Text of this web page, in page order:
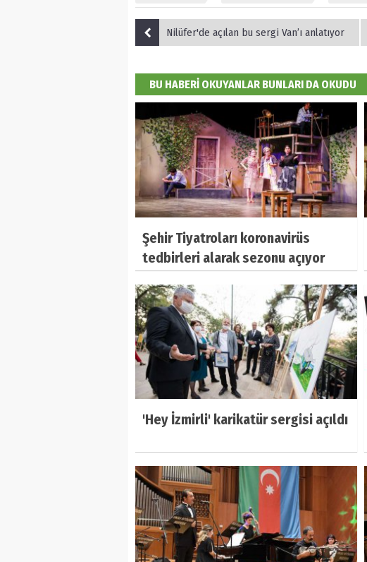
Nilüfer'de açılan bu sergi Van’ı anlatıyor
BU HABERİ OKUYANLAR BUNLARI DA OKUDU
Şehir Tiyatroları koronavirüs
tedbirleri alarak sezonu açıyor
'Hey İzmirli' karikatür sergisi açıldı